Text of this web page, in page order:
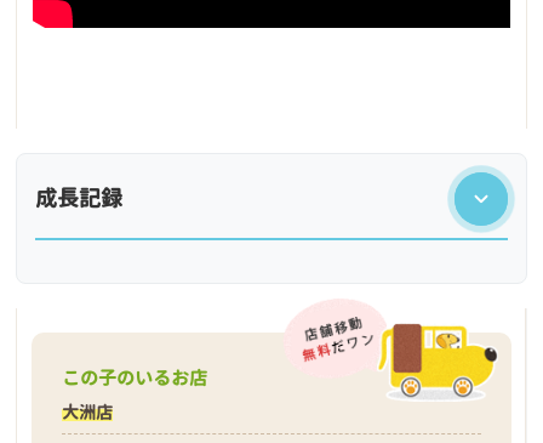
成長記録
この子のいるお店
大洲店